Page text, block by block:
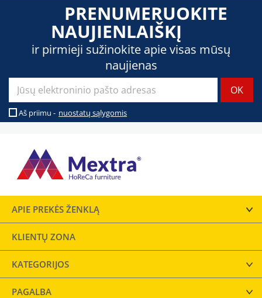
PRENUMERUOKITE
NAUJIENLAIŠKĮ
ir pirmieji sužinokite apie visas mūsų
naujienas
Aš priimu - nuostatų sąlygomis
APIE PREKĖS ŽENKLĄ
KLIENTŲ ZONA
KATEGORIJOS
PAGALBA